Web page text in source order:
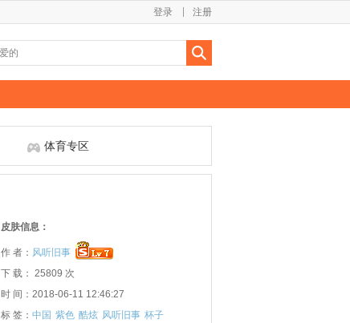
注册
登录
体育专区
皮肤信息：
作 者： 风听旧事
下 载： 25809 次
时 间：2018-06-11 12:46:27
标 签： 中国 紫色 酷炫 风听旧事 杯子